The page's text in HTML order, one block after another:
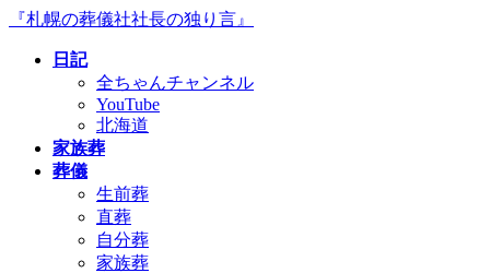
コ
ナ
『札幌の葬儀社社長の独り言』
日記
全ちゃんチャンネル
YouTube
北海道
家族葬
葬儀
生前葬
直葬
自分葬
家族葬